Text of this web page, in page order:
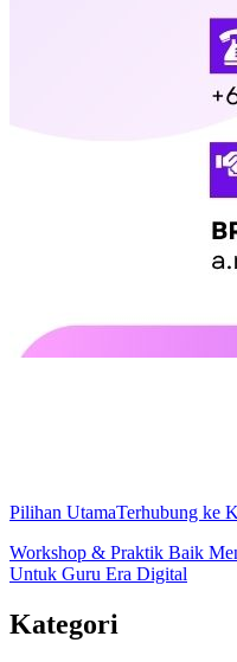
Pilihan UtamaTerhubung ke
Workshop & Praktik Baik
Untuk Guru Era Digital
Kategori